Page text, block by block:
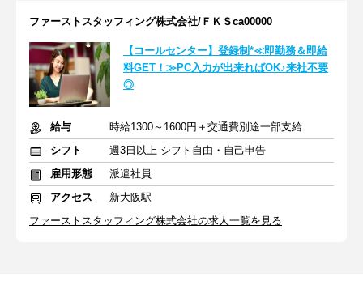
ファーストスタッフィング株式会社/ＦＫＳca00000
【コールセンター】登録制*≪即勤務＆即給
料GET！≫PC入力が出来ればOK♪来社不要
◎
給与
時給1300～1600円＋交通費別途一部支給
シフト
週3日以上 シフト自由・自己申告
雇用形態
派遣社員
アクセス
新大阪駅
ファーストスタッフィング株式会社の求人一覧を見る